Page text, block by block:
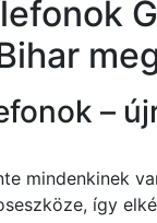
–
mindenkinek
így